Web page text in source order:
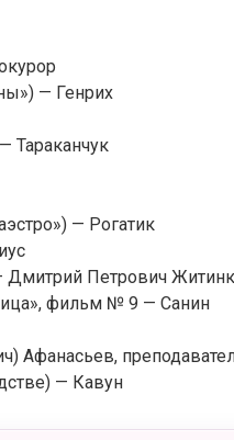
— Генрих
Тараканчук
— Рогатик
Дмитрий Петрович
фильм № 9 — Санин
Афанасьев,
— Кавун